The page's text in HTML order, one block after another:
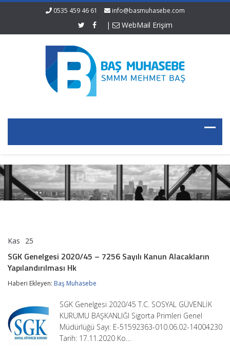
0535 459 46 61 info@basmuhasebe.com
| WebMail Erişim
Kas 25
2020/45
–
Sayılı
Alacakların
Yapılandırılması
Hk
SGK Genelgesi 2020/45 – 7256 Sayılı Kanun Alacakların
Yapılandırılması Hk
Haberi Ekleyen: Baş Muhasebe
SGK Genelgesi 2020/45 T.C. SOSYAL GÜVENLİK
KURUMU BAŞKANLIĞI Sigorta Primleri Genel
Müdürlüğü Sayı: E-51592363-010.06.02-14004230
Tarih: 17.11.2020 Ko…